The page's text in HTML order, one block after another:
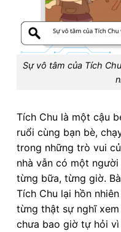
Sự vô tâm của Tích
Tích Chu là một cậu
ruổi cùng bạn bè,
trong những trò vui
nhà vẫn có một
từng bữa, từng giờ.
Tích Chu lại hồn
từng thật sự nghĩ
chưa bao giờ tự hỏi